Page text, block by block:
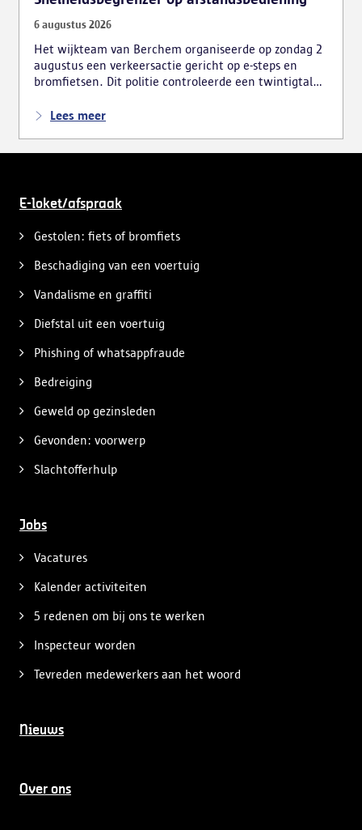
6 augustus 2026
Het wijkteam van Berchem organiseerde op zondag 2
augustus een verkeersactie gericht op e-steps en
bromfietsen. Dit politie controleerde een twintigtal
Lees meer
E-loket/afspraak
Gestolen: fiets of bromfiets
Beschadiging van een voertuig
Vandalisme en graffiti
Diefstal uit een voertuig
Phishing of whatsappfraude
Bedreiging
Geweld op gezinsleden
Gevonden: voorwerp
Slachtofferhulp
Jobs
Vacatures
Kalender activiteiten
5 redenen om bij ons te werken
Inspecteur worden
Tevreden medewerkers aan het woord
Nieuws
Over ons